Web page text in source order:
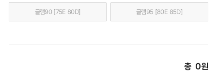
글램90 [75E 80D] 글램95 [80E 85D]
총 0원